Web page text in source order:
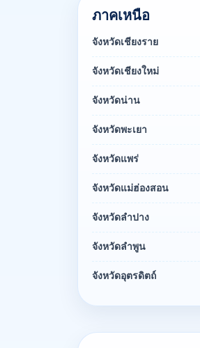
ภาคเหนือ
จังหวัดเชียงราย
จังหวัดเชียงใหม่
จังหวัดน่าน
จังหวัดพะเยา
จังหวัดแพร่
จังหวัดแม่ฮ่องสอน
จังหวัดลำปาง
จังหวัดลำพูน
จังหวัดอุตรดิตถ์